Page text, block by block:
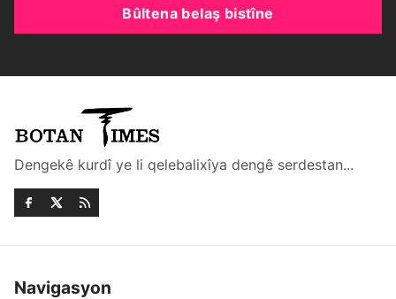
Bûltena belaş bistîne
Dengekê kurdî ye li qelebalixîya dengê serdestan...
Navigasyon